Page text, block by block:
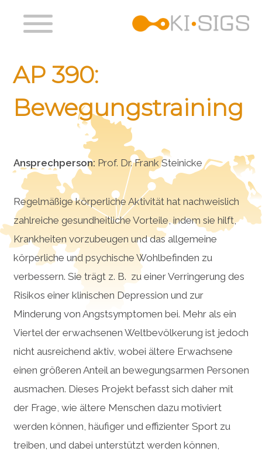
main
content
Main
AP 390:
Bewegungstraining
Ansprechperson: Prof. Dr. Frank Steinicke
Regelmäßige körperliche Aktivität hat nachweislich
zahlreiche gesundheitliche Vorteile, indem sie hilft,
Krankheiten vorzubeugen und das allgemeine
körperliche und psychische Wohlbefinden zu
verbessern. Sie trägt z. B. zu einer Verringerung des
Risikos einer klinischen Depression und zur
Minderung von Angstsymptomen bei. Mehr als ein
Viertel der erwachsenen Weltbevölkerung ist jedoch
nicht ausreichend aktiv, wobei ältere Erwachsene
einen größeren Anteil an bewegungsarmen Personen
ausmachen. Dieses Projekt befasst sich daher mit
der Frage, wie ältere Menschen dazu motiviert
werden können, häufiger und effizienter Sport zu
treiben, und dabei unterstützt werden können,